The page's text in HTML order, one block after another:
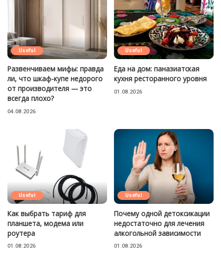
Useful
Развенчиваем мифы: правда
ли, что шкаф-купе недорого
от производителя — это
всегда плохо?
04.08.2026
Useful
Еда на дом: паназиатская
кухня ресторанного уровня
01.08.2026
Useful
Как выбрать тариф для
планшета, модема или
роутера
01.08.2026
Useful
Почему одной детоксикации
недостаточно для лечения
алкогольной зависимости
01.08.2026